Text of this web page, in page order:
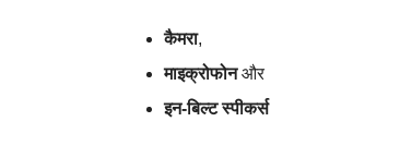
कैमरा,
माइक्रोफोनऔर
इन‑बिल्ट स्पीकर्स